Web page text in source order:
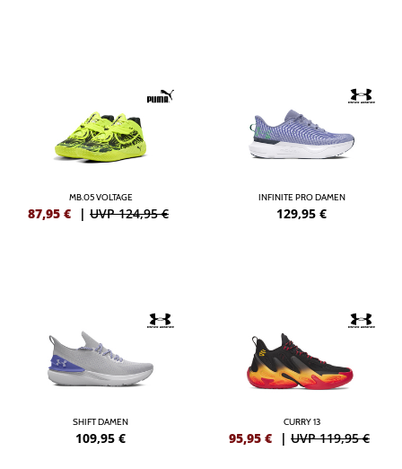
MB.05 VOLTAGE
87,95 € | UVP 124,95 €
INFINITE PRO DAMEN
129,95 €
SHIFT DAMEN
109,95 €
CURRY 13
95,95 € | UVP 119,95 €